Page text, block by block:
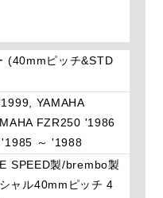
(40mmピッチ&STD
YAMAHA
FZR250 '1986
'1985 ～ '1988
SPEED製/brembo製
ャル40mmピッチ 4